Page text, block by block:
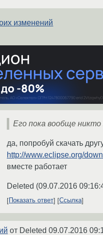
изменений
Его пока вообще
да, попробуй скачать
http://www.eclipse.org/
вместе работает
Deleted (09.07.2016
Показать ответ Ссылка
от Deleted 09.07.2016